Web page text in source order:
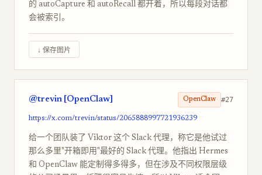
的 autoCapture 和 autoRecall 都开着，所以每段对话都
会被索引。
↓ 保存图片
@trevin [OpenClaw] OpenClaw #27
https://x.com/trevin/status/2065888997721936239
给一个团队装了 Viktor 这个 Slack 代理，称它是他试过
那么多里"开箱即用"最好的 Slack 代理。他指出 Hermes
和 OpenClaw 能定制得多得多，但在涉及不同权限层级